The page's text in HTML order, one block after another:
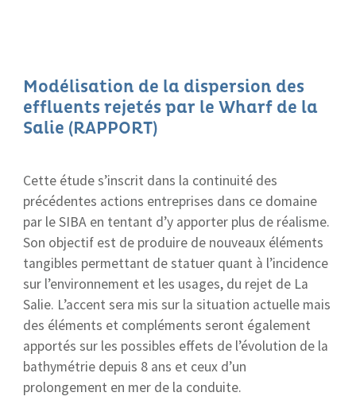
Modélisation de la dispersion des
effluents rejetés par le Wharf de la
Salie (RAPPORT)
Cette étude s’inscrit dans la continuité des
précédentes actions entreprises dans ce domaine
par le SIBA en tentant d’y apporter plus de réalisme.
Son objectif est de produire de nouveaux éléments
tangibles permettant de statuer quant à l’incidence
sur l’environnement et les usages, du rejet de La
Salie. L’accent sera mis sur la situation actuelle mais
des éléments et compléments seront également
apportés sur les possibles effets de l’évolution de la
bathymétrie depuis 8 ans et ceux d’un
prolongement en mer de la conduite.